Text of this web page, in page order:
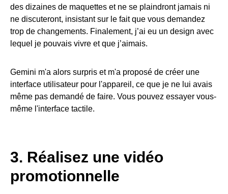
des dizaines de maquettes et ne se plaindront jamais ni
ne discuteront, insistant sur le fait que vous demandez
trop de changements. Finalement, j’ai eu un design avec
lequel je pouvais vivre et que j’aimais.
Gemini m'a alors surpris et m'a proposé de créer une
interface utilisateur pour l'appareil, ce que je ne lui avais
même pas demandé de faire. Vous pouvez essayer vous-
même l'interface tactile.
3. Réalisez une vidéo
promotionnelle